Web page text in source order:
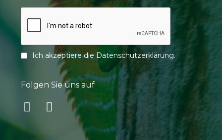
Ich akzeptiere dieDatenschutzerklärung.
Folgen Sie uns auf